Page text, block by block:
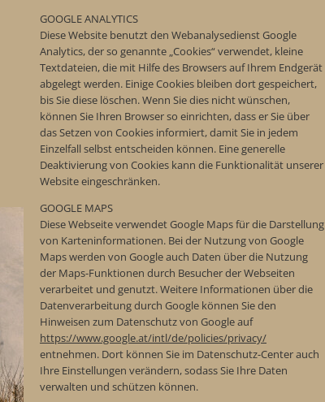
GOOGLE ANALYTICS
Diese Website benutzt den Webanalysedienst Google
Analytics, der so genannte „Cookies“ verwendet, kleine
Textdateien, die mit Hilfe des Browsers auf Ihrem Endgerät
abgelegt werden. Einige Cookies bleiben dort gespeichert,
bis Sie diese löschen. Wenn Sie dies nicht wünschen,
können Sie Ihren Browser so einrichten, dass er Sie über
das Setzen von Cookies informiert, damit Sie in jedem
Einzelfall selbst entscheiden können. Eine generelle
Deaktivierung von Cookies kann die Funktionalität unserer
Website eingeschränken.
GOOGLE MAPS
Diese Webseite verwendet Google Maps für die Darstellung
von Karteninformationen. Bei der Nutzung von Google
Maps werden von Google auch Daten über die Nutzung
der Maps-Funktionen durch Besucher der Webseiten
verarbeitet und genutzt. Weitere Informationen über die
Datenverarbeitung durch Google können Sie den
Hinweisen zum Datenschutz von Google auf
https://www.google.at/intl/de/policies/privacy/
entnehmen. Dort können Sie im Datenschutz-Center auch
Ihre Einstellungen verändern, sodass Sie Ihre Daten
verwalten und schützen können.